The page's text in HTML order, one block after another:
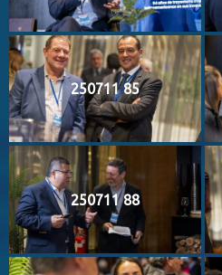
250711 85
250711 88